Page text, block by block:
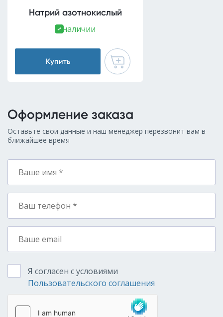
Натрий азотнокислый
В наличии
Купить
Оформление заказа
Оставьте свои данные и наш менеджер перезвонит вам в
ближайшее время
Я согласен с условиями
Пользовательского соглашения